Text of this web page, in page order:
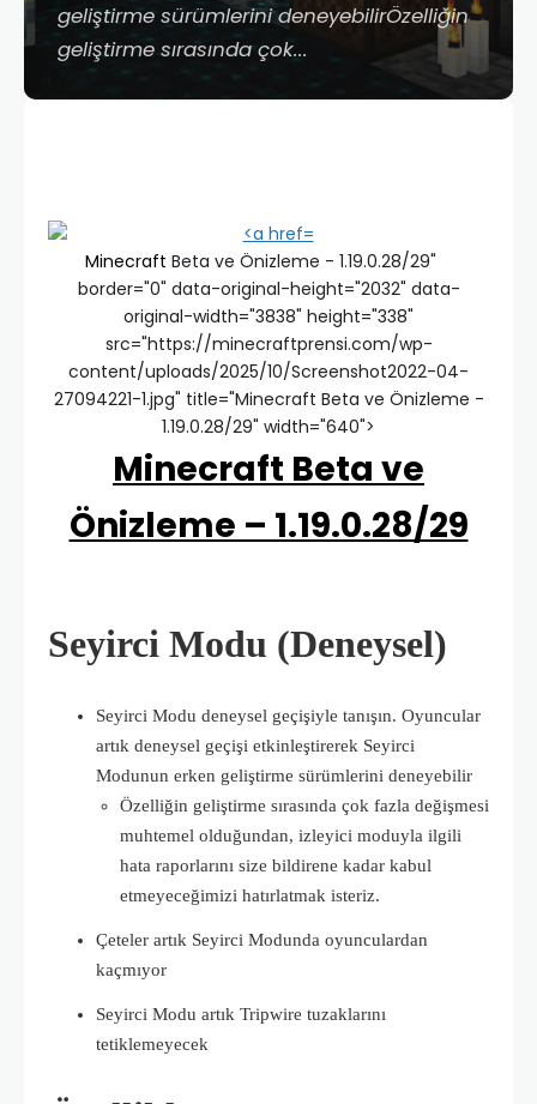
geliştirme sürümlerini deneyebilirÖzelliğin
geliştirme sırasında çok...
Minecraft Beta ve Önizleme - 1.19.0.28/29"
border="0" data-original-height="2032" data-
original-width="3838" height="338"
src="https://minecraftprensi.com/wp-
content/uploads/2025/10/Screenshot2022-04-
27094221-1.jpg" title="Minecraft Beta ve Önizleme -
1.19.0.28/29" width="640">
Minecraft Beta ve
Önizleme – 1.19.0.28/29
Seyirci Modu (Deneysel)
Seyirci Modu deneysel geçişiyle tanışın. Oyuncular
artık deneysel geçişi etkinleştirerek Seyirci
Modunun erken geliştirme sürümlerini deneyebilir
Özelliğin geliştirme sırasında çok fazla değişmesi
muhtemel olduğundan, izleyici moduyla ilgili
hata raporlarını size bildirene kadar kabul
etmeyeceğimizi hatırlatmak isteriz.
Çeteler artık Seyirci Modunda oyunculardan
kaçmıyor
Seyirci Modu artık Tripwire tuzaklarını
tetiklemeyecek